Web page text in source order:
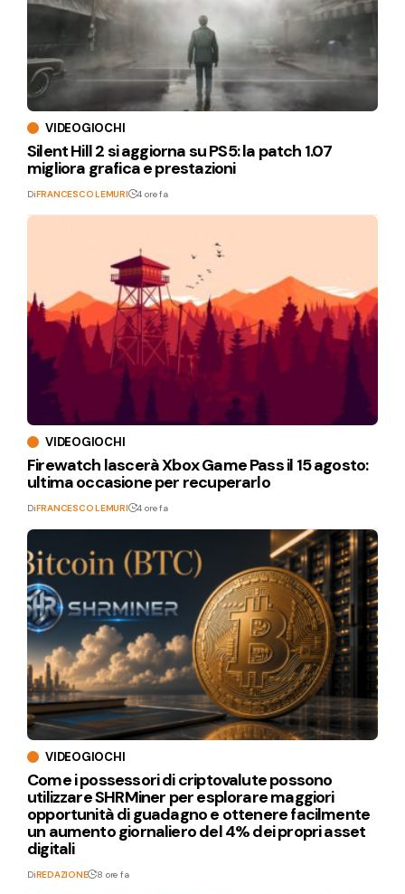
VIDEOGIOCHI
Silent Hill 2 si aggiorna su PS5: la patch 1.07
migliora grafica e prestazioni
DiFRANCESCO LEMURI 4 ore fa
VIDEOGIOCHI
Firewatch lascerà Xbox Game Pass il 15 agosto:
ultima occasione per recuperarlo
DiFRANCESCO LEMURI 4 ore fa
VIDEOGIOCHI
Come i possessori di criptovalute possono
utilizzare SHRMiner per esplorare maggiori
opportunità di guadagno e ottenere facilmente
un aumento giornaliero del 4% dei propri asset
digitali
DiREDAZIONE 8 ore fa